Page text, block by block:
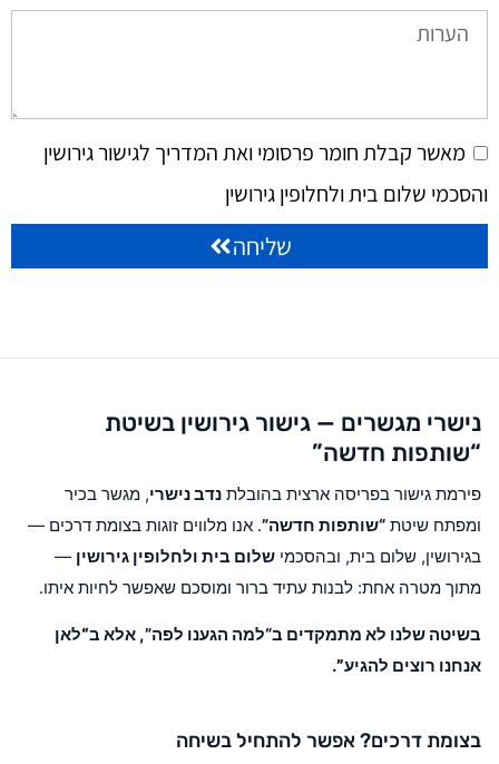
מאשר קבלת חומר פרסומי ואת המדריך לגישור גירושין
והסכמי שלום בית ולחלופין גירושין
שליחה
נישרי מגשרים — גישור גירושין בשיטת
“שותפות חדשה”
פירמת גישור בפריסה ארצית בהובלת נדב נישרי, מגשר בכיר
ומפתח שיטת “שותפות חדשה”. אנו מלווים זוגות בצומת דרכים —
בגירושין, שלום בית, ובהסכמי שלום בית ולחלופין גירושין —
מתוך מטרה אחת: לבנות עתיד ברור ומוסכם שאפשר לחיות איתו.
בשיטה שלנו לא מתמקדים ב“למה הגענו לפה”, אלא ב“לאן
אנחנו רוצים להגיע”.
בצומת דרכים? אפשר להתחיל בשיחה